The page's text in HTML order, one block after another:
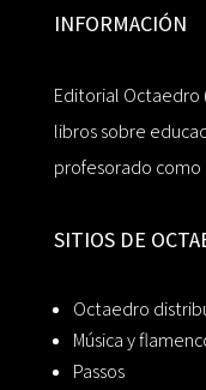
INFORMACIÓN
Editorial Octaedro
libros sobre
profesorado como
SITIOS DE
Octaedro
Música y
Passos